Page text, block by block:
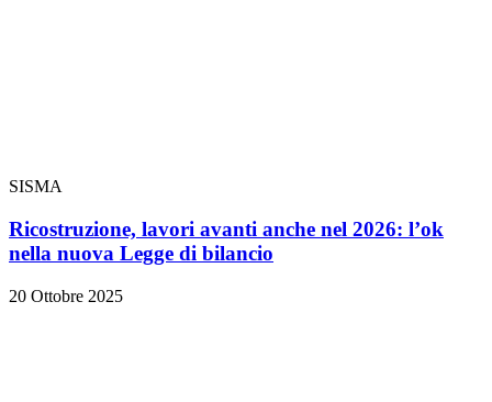
SISMA
Ricostruzione, lavori avanti anche nel 2026: l’ok
nella nuova Legge di bilancio
20 Ottobre 2025